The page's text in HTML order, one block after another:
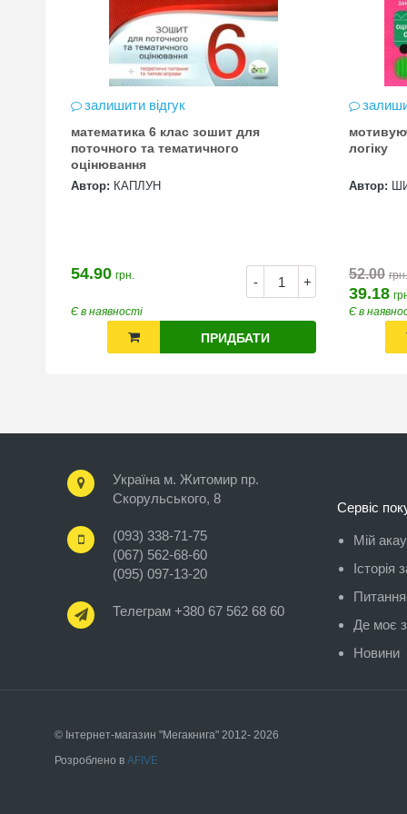
залишити відгук
математика 6 клас зошит для
поточного та тематичного
оцінювання
Автор: КАПЛУН
- +
54.90 грн.
Є в наявності
ПРИДБАТИ
логіку
Автор:
52.00 грн.
39.18
Є в
Україна м. Житомир пр.
Скорульського, 8
(093) 338-71-75
(067) 562-68-60
(095) 097-13-20
Телеграм +380 67 562 68 60
Сервіс
Мій
Історія
Де моє
Новини
© Інтернет-магазин "Мегакнига" 2012- 2026
Розроблено в AFIVE